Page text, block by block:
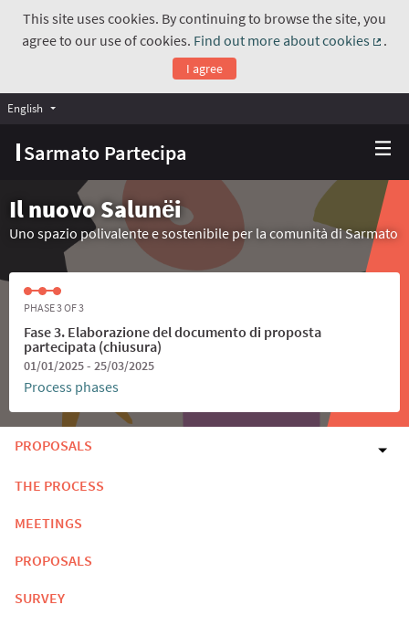
This site uses cookies. By continuing to browse the site, you
agree to our use of cookies. Find out more about cookies
.
I agree
Sarmato Partecipa
English Choose language
Il nuovo Salunёi
Uno spazio polivalente e sostenibile per la comunità di Sarmato
PHASE 3 OF 3
Fase 3. Elaborazione del documento di proposta
partecipata (chiusura)
01/01/2025 - 25/03/2025
Process phases
PROPOSALS
THE PROCESS
MEETINGS
PROPOSALS
SURVEY